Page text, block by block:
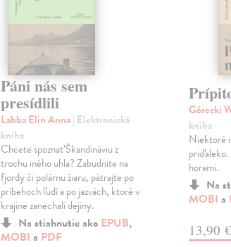
Páni nás sem
presídlili
Labba Elin Anna| Elektronická
kniha
Chcete spoznať Škandináviu z
trochu iného uhla? Zabudnite na
fjordy či polárnu žiaru, pátrajte po
príbehoch ľudí a po jazvách, ktoré v
krajine zanechali dejiny.
Na stiahnutie ako EPUB,
MOBI a PDF
Górecki
kniha
Niektoré
priďaleko.
horami.
Na
MOBI a
13,90 €